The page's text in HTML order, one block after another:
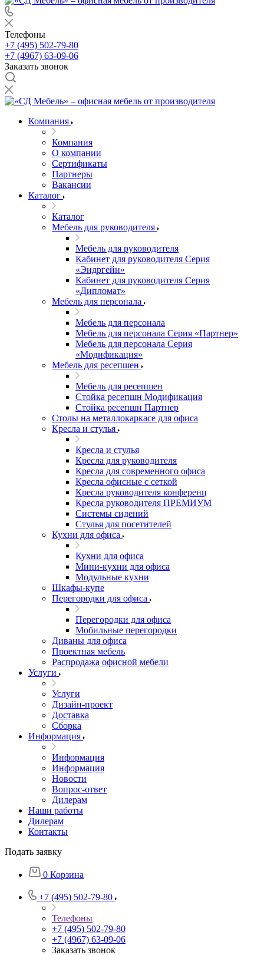
Телефоны
+7 (495) 502-79-80
+7 (4967) 63-09-06
Заказать звонок
Компания
Компания
О компании
Сертификаты
Партнеры
Вакансии
Каталог
Каталог
Мебель для руководителя
Мебель для руководителя
Кабинет для руководителя Серия
«Эндргейн»
Кабинет для руководителя Серия
«Дипломат»
Мебель для персонала
Мебель для персонала
Мебель для персонала Серия «Партнер»
Мебель для персонала Серия
«Модификация»
Мебель для ресепшен
Мебель для ресепшен
Стойка ресепшн Модификация
Стойка ресепшн Партнер
Столы на металлокаркасе для офиса
Кресла и стулья
Кресла и стулья
Кресла для руководителя
Кресла для современного офиса
Кресла офисные с сеткой
Кресла руководителя конференц
Кресла руководителя ПРЕМИУМ
Системы сидений
Стулья для посетителей
Кухни для офиса
Кухни для офиса
Мини-кухни для офиса
Модульные кухни
Шкафы-купе
Перегородки для офиса
Перегородки для офиса
Мобильные перегородки
Диваны для офиса
Проектная мебель
Распродажа офисной мебели
Услуги
Услуги
Дизайн-проект
Доставка
Сборка
Информация
Информация
Информация
Новости
Вопрос-ответ
Дилерам
Наши работы
Дилерам
Контакты
Подать заявку
0 Корзина
+7 (495) 502-79-80
Телефоны
+7 (495) 502-79-80
+7 (4967) 63-09-06
Заказать звонок